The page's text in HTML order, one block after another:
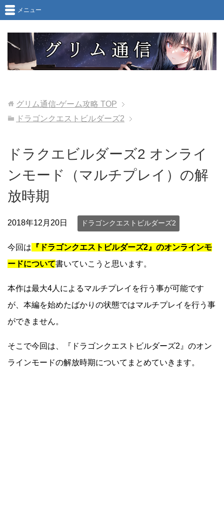
メニュー
グリム通信-ゲーム攻略 TOP
ドラゴンクエストビルダーズ2
ドラクエビルダーズ2 オンライ
ンモード（マルチプレイ）の解
放時期
2018年12月20日 ドラゴンクエストビルダーズ2
今回は 『ドラゴンクエストビルダーズ2』のオンラインモ
ードについて書いていこうと思います。
本作は最大4人によるマルチプレイを行う事が可能です
が、本編を始めたばかりの状態ではマルチプレイを行う事
ができません。
そこで今回は、『ドラゴンクエストビルダーズ2』のオン
ラインモードの解放時期についてまとめていきます。